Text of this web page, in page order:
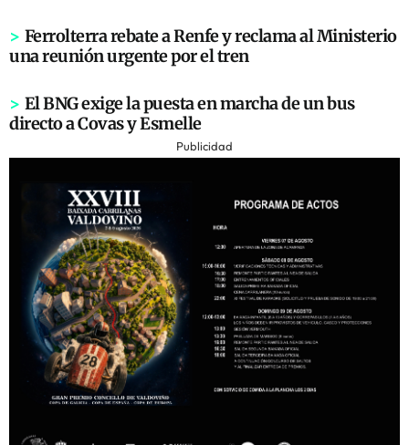
> Ferrolterra rebate a Renfe y reclama al Ministerio
una reunión urgente por el tren
> El BNG exige la puesta en marcha de un bus
directo a Covas y Esmelle
Publicidad